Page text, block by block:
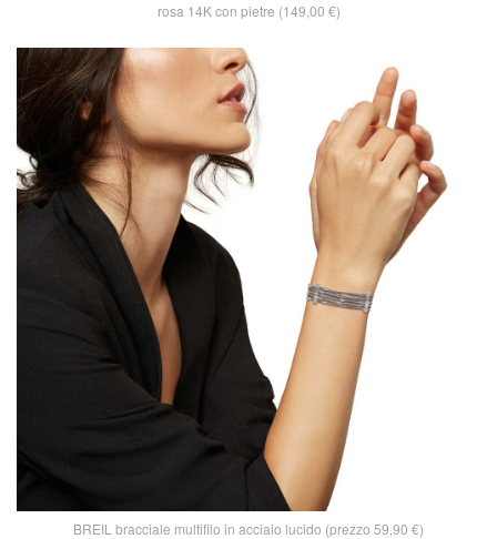
rosa 14K con pietre (149,00 €)
BREIL bracciale multifilo in acciaio lucido (prezzo 59,90 €)